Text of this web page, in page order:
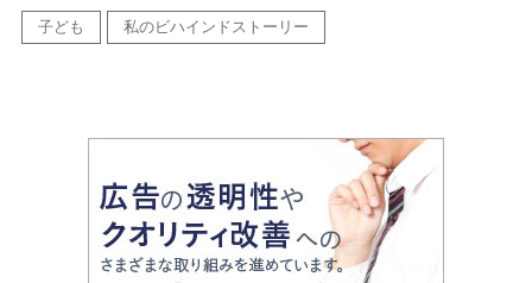
子ども 私のビハインドストーリー